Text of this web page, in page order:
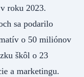
roku 2023.
sa podarilo
o 50 miliónov
škôl o 23
a marketingu.